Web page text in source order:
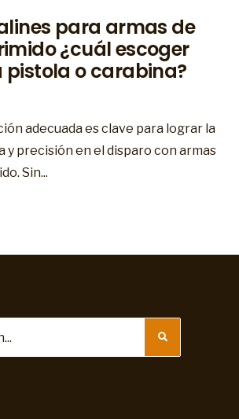
para armas de
¿cuál escoger
o carabina?
adecuada es clave para lograr la
y precisión en el disparo con armas
Sin...